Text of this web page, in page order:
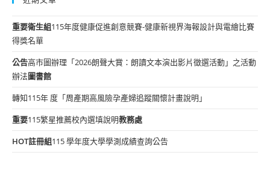
重要衛生組115年度健康促進創意競賽-健康新視界海報設計與電繪比賽
得獎名單
公告高市圖辦理「2026朗聲大賞：朗讀文本演出影片徵選活動」之活動
辦法圖書館
轉知115年 度「周產期高風險孕產婦追蹤關懷計畫說明」
重要115繁星推薦校內選填說明教務處
HOT註冊組115 學年度大學學測成績查詢公告